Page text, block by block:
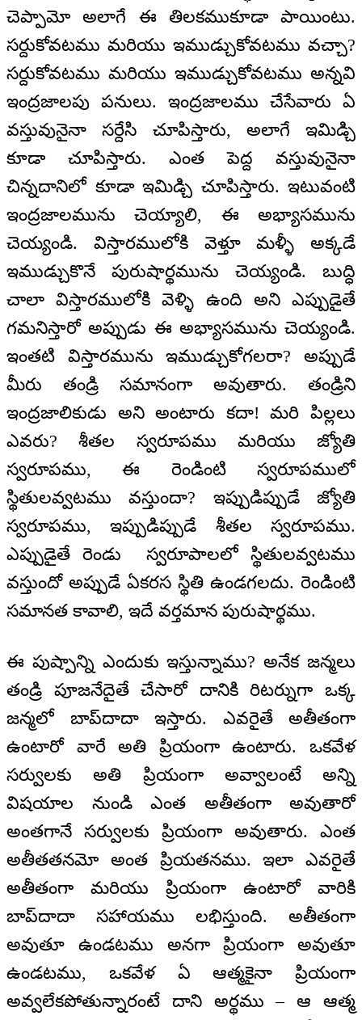
చెప్పామో అలాగే ఈ తిలకముకూడా పాయింటు.
సర్దుకోవటము మరియు ఇముడ్చుకోవటము వచ్చా?
సర్దుకోవటము మరియు ఇముడ్చుకోవటము అన్నవి
ఇంద్రజాలపు పనులు. ఇంద్రజాలము చేసేవారు ఏ
వస్తువునైనా సర్దేసి చూపిస్తారు, అలాగే ఇమిడ్చి
కూడా చూపిస్తారు. ఎంత పెద్ద వస్తువునైనా
చిన్నదానిలో కూడా ఇమిడ్చి చూపిస్తారు. ఇటువంటి
ఇంద్రజాలమును చెయ్యాలి, ఈ అభ్యాసమును
చెయ్యండి. విస్తారములోకి వెళ్తూ మళ్ళీ అక్కడే
ఇముడ్చుకొనే పురుషార్థమును చెయ్యండి. బుద్ధి
చాలా విస్తారములోకి వెళ్ళి ఉంది అని ఎప్పుడైతే
గమనిస్తారో అప్పుడు ఈ అభ్యాసమును చెయ్యండి.
ఇంతటి విస్తారమును ఇముడ్చుకోగలరా? అప్పుడే
మీరు తండ్రి సమానంగా అవుతారు. తండ్రిని
ఇంద్రజాలికుడు అని అంటారు కదా! మరి పిల్లలు
ఎవరు? శీతల స్వరూపము మరియు జ్యోతి
స్వరూపము, ఈ రెండింటి స్వరూపములో
స్థితులవ్వటము వస్తుందా? ఇప్పుడిప్పుడే జ్యోతి
స్వరూపము, ఇప్పుడిప్పుడే శీతల స్వరూపము.
ఎప్పుడైతే రెండు స్వరూపాలలో స్థితులవ్వటము
వస్తుందో అప్పుడే ఏకరస స్థితి ఉండగలదు. రెండింటి
సమానత కావాలి, ఇదే వర్తమాన పురుషార్థము.
ఈ పుష్పాన్ని ఎందుకు ఇస్తున్నాము? అనేక జన్మలు
తండ్రి పూజనేదైతే చేసారో దానికి రిటర్నుగా ఒక్క
జన్మలో బాప్‌దాదా ఇస్తారు. ఎవరైతే అతీతంగా
ఉంటారో వారే అతి ప్రియంగా ఉంటారు. ఒకవేళ
సర్వులకు అతి ప్రియంగా అవ్వాలంటే అన్ని
విషయాల నుండి ఎంత అతీతంగా అవుతారో
అంతగానే సర్వులకు ప్రియంగా అవుతారు. ఎంత
అతీతతనమో అంత ప్రియతనము. ఇలా ఎవరైతే
అతీతంగా మరియు ప్రియంగా ఉంటారో వారికి
బాప్‌దాదా సహాయము లభిస్తుంది. అతీతంగా
అవుతూ ఉండటము అనగా ప్రియంగా అవుతూ
ఉండటము, ఒకవేళ ఏ ఆత్మకైనా ప్రియంగా
అవ్వలేకపోతున్నారంటే దాని అర్థము – ఆ ఆత్మ